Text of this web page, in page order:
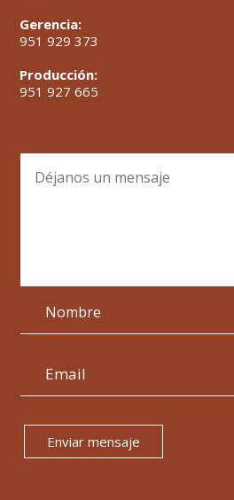
Gerencia:
951 929 373
Producción:
951 927 665
Enviar mensaje